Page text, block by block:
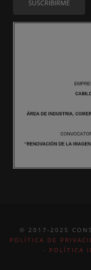
© 2017-2025
POLÍTICA DE
- POLÍTICA